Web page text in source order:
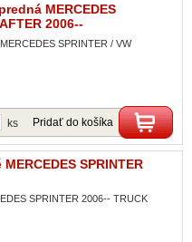
MERCEDES
2006--
SPRINTER / VW
Pridať do košíka
ks
SPRINTER
SPRINTER 2006-- TRUCK